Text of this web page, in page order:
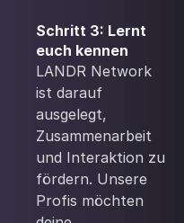
Schritt 3: Lernt
euch kennen
LANDR Network
ist darauf
ausgelegt,
Zusammenarbeit
und Interaktion zu
fördern. Unsere
Profis möchten